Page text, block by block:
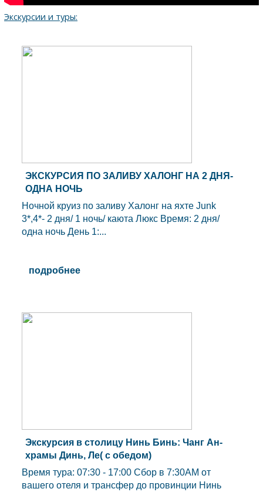
Экскурсии и туры:
ЭКСКУРСИЯ ПО ЗАЛИВУ ХАЛОНГ НА 2 ДНЯ-
ОДНА НОЧЬ
Ночной круиз по заливу Халонг на яхте Junk
3*,4*- 2 дня/ 1 ночь/ каюта Люкс Время: 2 дня/
одна ночь День 1:...
подробнее
Экскурсия в столицу Нинь Бинь: Чанг Ан-
храмы Динь, Ле( с обедом)
Время тура: 07:30 - 17:00 Сбор в 7:30AM от
вашего отеля и трансфер до провинции Нинь